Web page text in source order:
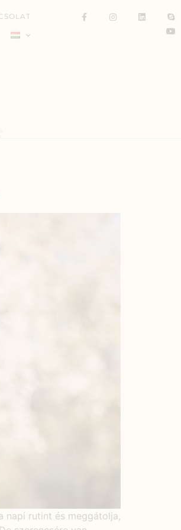
napi rutint és meggátolja,